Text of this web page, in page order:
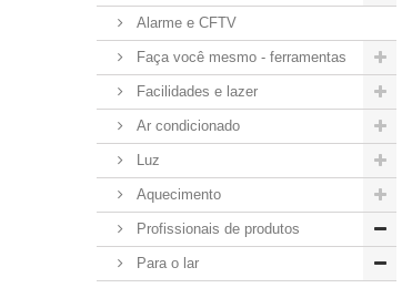
Alarme e CFTV
Faça você mesmo - ferramentas
Facilidades e lazer
Ar condicionado
Luz
Aquecimento
Profissionais de produtos
Para o lar